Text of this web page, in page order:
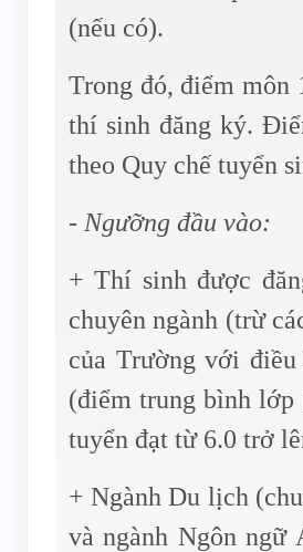
(nếu có).
Trong đó, điểm môn
thí sinh đăng ký.
theo Quy chế tuyển
- Ngưỡng đầu vào:
+ Thí sinh được
chuyên ngành (trừ
của Trường với
(điểm trung bình
tuyển đạt từ 6.0 trở
+ Ngành Du lịch
và ngành Ngôn ngữ